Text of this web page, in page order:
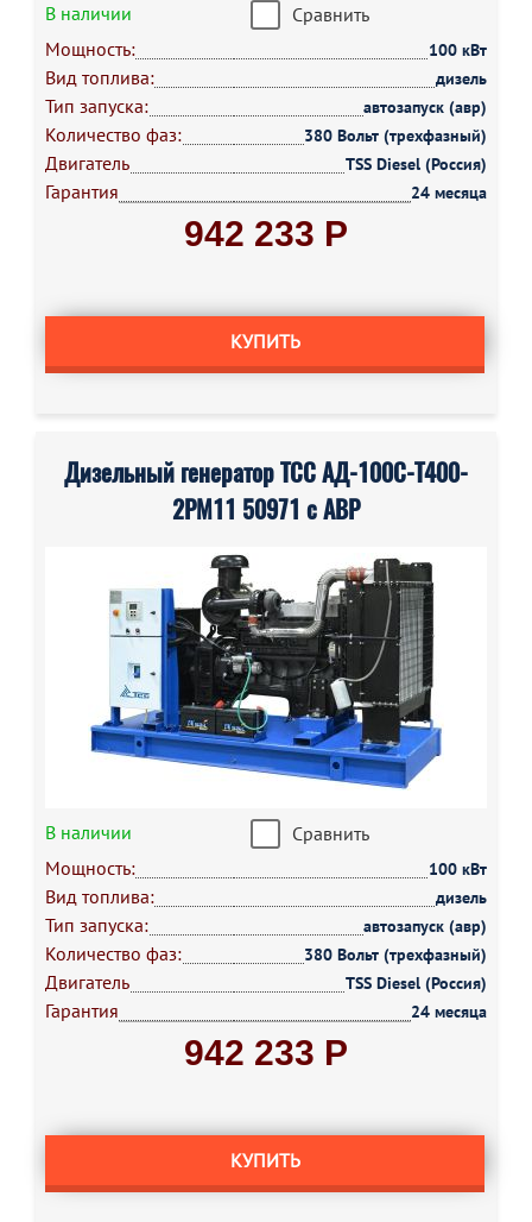
В наличии
Сравнить
Мощность:
100 кВт
Вид топлива: дизель
Тип запуска: автозапуск (авр)
Количество фаз: 380 Вольт (трехфазный)
Двигатель TSS Diesel (Россия)
Гарантия 24 месяца
942 233 Р
КУПИТЬ
Дизельный генератор ТСС АД-100С-Т400-
2РМ11 50971 с АВР
В наличии
Сравнить
Мощность:
100 кВт
Вид топлива: дизель
Тип запуска: автозапуск (авр)
Количество фаз: 380 Вольт (трехфазный)
Двигатель TSS Diesel (Россия)
Гарантия 24 месяца
942 233 Р
КУПИТЬ